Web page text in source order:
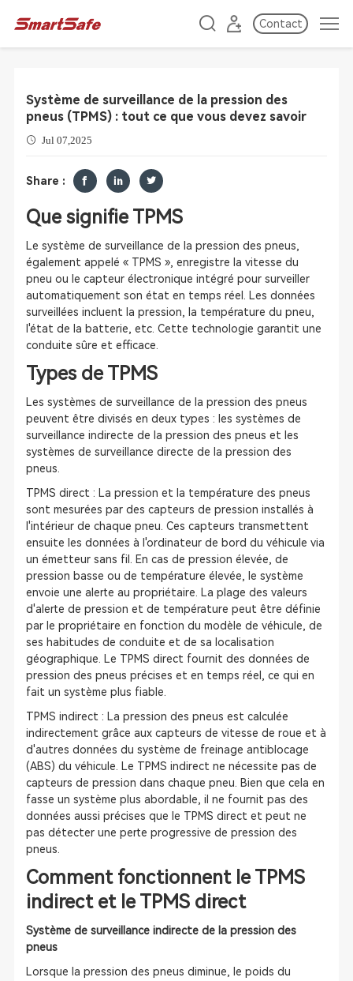
Contact
Système de surveillance de la pression des
pneus (TPMS) : tout ce que vous devez savoir
Jul 07,2025
Share :
Que signifie TPMS
Le système de surveillance de la pression des pneus,
également appelé « TPMS », enregistre la vitesse du
pneu ou le capteur électronique intégré pour surveiller
automatiquement son état en temps réel. Les données
surveillées incluent la pression, la température du pneu,
l'état de la batterie, etc. Cette technologie garantit une
conduite sûre et efficace.
Types de TPMS
Les systèmes de surveillance de la pression des pneus
peuvent être divisés en deux types : les systèmes de
surveillance indirecte de la pression des pneus et les
systèmes de surveillance directe de la pression des
pneus.
TPMS direct : La pression et la température des pneus
sont mesurées par des capteurs de pression installés à
l'intérieur de chaque pneu. Ces capteurs transmettent
ensuite les données à l'ordinateur de bord du véhicule via
un émetteur sans fil. En cas de pression élevée, de
pression basse ou de température élevée, le système
envoie une alerte au propriétaire. La plage des valeurs
d'alerte de pression et de température peut être définie
par le propriétaire en fonction du modèle de véhicule, de
ses habitudes de conduite et de sa localisation
géographique. Le TPMS direct fournit des données de
pression des pneus précises et en temps réel, ce qui en
fait un système plus fiable.
TPMS indirect : La pression des pneus est calculée
indirectement grâce aux capteurs de vitesse de roue et à
d'autres données du système de freinage antiblocage
(ABS) du véhicule. Le TPMS indirect ne nécessite pas de
capteurs de pression dans chaque pneu. Bien que cela en
fasse un système plus abordable, il ne fournit pas des
données aussi précises que le TPMS direct et peut ne
pas détecter une perte progressive de pression des
pneus.
Comment fonctionnent le TPMS
indirect et le TPMS direct
Système de surveillance indirecte de la pression des
pneus
Lorsque la pression des pneus diminue, le poids du